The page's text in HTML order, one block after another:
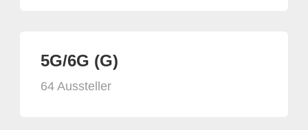
5G/6G (G)
64 Aussteller